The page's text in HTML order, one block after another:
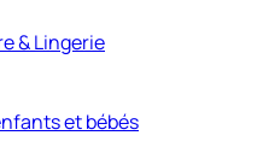
& Lingerie
et bébés